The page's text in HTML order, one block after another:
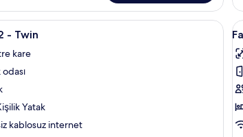
yatak, ses yalıtımı Cocoon 2 - Twin | Kaliteli yatak
- Twin
kare
Yatak
kablosuz internet